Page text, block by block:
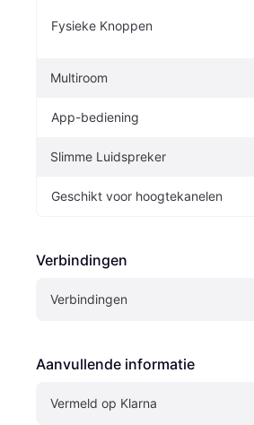
Fysieke Knoppen
Multiroom
App-bediening
Slimme Luidspreker
Geschikt voor hoogtekanelen
Verbindingen
Verbindingen
Aanvullende informatie
Vermeld op Klarna